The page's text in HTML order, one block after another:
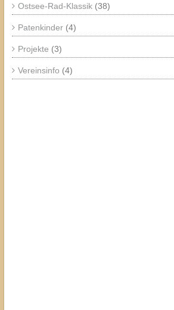
Ostsee-Rad-Klassik(38)
Patenkinder(4)
Projekte (3)
Vereinsinfo (4)